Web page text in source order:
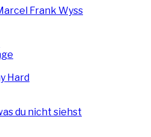
Hard
du nicht siehst